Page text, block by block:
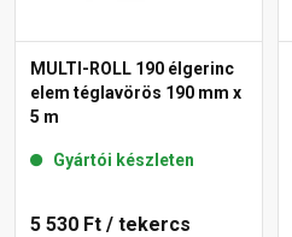
MULTI-ROLL 190 élgerinc
elem téglavörös 190 mm x
5 m
Gyártói készleten
5 530 Ft / tekercs